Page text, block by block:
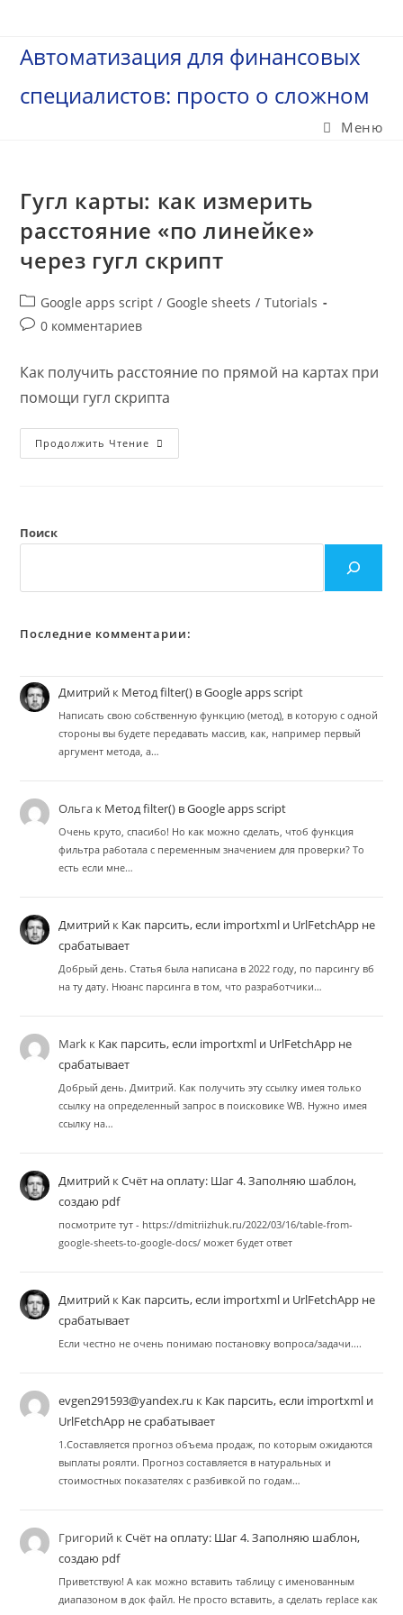
содержимому
Автоматизация для финансовых
специалистов: просто о сложном
Меню
Гугл карты: как измерить
расстояние «по линейке»
через гугл скрипт
Рубрика
записи:
Google apps script / Google sheets / Tutorials
Комментарии
записи:
0 комментариев
Как получить расстояние по прямой на картах при
помощи гугл скрипта
Продолжить Чтение Гугл
Карты:
Гугл
Поиск
Последние комментарии:
Дмитрийк Метод filter() в Google apps script
Написать свою собственную функцию (метод), в которую с одной
стороны вы будете передавать массив, как, например первый
аргумент метода, а…
Ольгак Метод filter() в Google apps script
Очень круто, спасибо! Но как можно сделать, чтоб функция
фильтра работала с переменным значением для проверки? То
есть если мне…
Дмитрийк Как парсить, если importxml и UrlFetchApp не
срабатывает
Добрый день. Статья была написана в 2022 году, по парсингу вб
на ту дату. Нюанс парсинга в том, что разработчики…
Markк Как парсить, если importxml и UrlFetchApp не
срабатывает
Добрый день. Дмитрий. Как получить эту ссылку имея только
ссылку на определенный запрос в поисковике WB. Нужно имея
ссылку на…
ДмитрийкСчёт на оплату: Шаг 4. Заполняю шаблон,
создаю pdf
посмотрите тут - https://dmitriizhuk.ru/2022/03/16/table-from-
google-sheets-to-google-docs/ может будет ответ
Дмитрийк Как парсить, если importxml и UrlFetchApp не
срабатывает
Если честно не очень понимаю постановку вопроса/задачи....
evgen291593@yandex.ru к Как парсить, если importxml и
UrlFetchApp не срабатывает
1.Составляется прогноз объема продаж, по которым ожидаются
выплаты роялти. Прогноз составляется в натуральных и
стоимостных показателях с разбивкой по годам…
Григорий кСчёт на оплату: Шаг 4. Заполняю шаблон,
создаю pdf
Приветствую! А как можно вставить таблицу с именованным
диапазоном в док файл. Не просто вставить, а сделать replace как